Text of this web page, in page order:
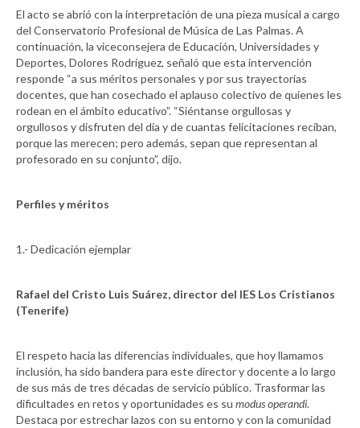
El acto se abrió con la interpretación de una pieza musical a cargo
del Conservatorio Profesional de Música de Las Palmas. A
continuación, la viceconsejera de Educación, Universidades y
Deportes, Dolores Rodríguez, señaló que esta intervención
responde “a sus méritos personales y por sus trayectorias
docentes, que han cosechado el aplauso colectivo de quienes les
rodean en el ámbito educativo”. “Siéntanse orgullosas y
orgullosos y disfruten del día y de cuantas felicitaciones reciban,
porque las merecen; pero además, sepan que representan al
profesorado en su conjunto”, dijo.
Perfiles y méritos
1.- Dedicación ejemplar
Rafael del Cristo Luis Suárez, director del IES Los Cristianos
(Tenerife)
El respeto hacia las diferencias individuales, que hoy llamamos
inclusión, ha sido bandera para este director y docente a lo largo
de sus más de tres décadas de servicio público. Trasformar las
dificultades en retos y oportunidades es su modus operandi.
Destaca por estrechar lazos con su entorno y con la comunidad